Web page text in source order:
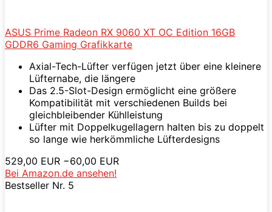
ASUS Prime Radeon RX 9060 XT OC Edition 16GB
GDDR6 Gaming Grafikkarte
Axial-Tech-Lüfter verfügen jetzt über eine kleinere
Lüfternabe, die längere
Das 2.5-Slot-Design ermöglicht eine größere
Kompatibilität mit verschiedenen Builds bei
gleichbleibender Kühlleistung
Lüfter mit Doppelkugellagern halten bis zu doppelt
so lange wie herkömmliche Lüfterdesigns
529,00 EUR −60,00 EUR
Bei Amazon.de ansehen!
Bestseller Nr. 5